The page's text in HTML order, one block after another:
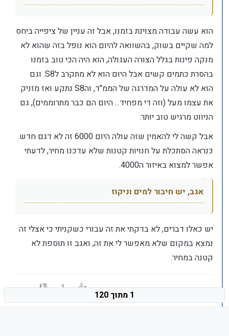
הוא עשה עבודה מצוינת בזמנו, אבל זה עניין של ציפייה ביחס
למה שקיים בשוק, בהשוואה להיום הוא נופל בזה שהוא לא
מנקה פינות בגלל הצורה העגולה, הוא היה הכי טוב בזמנו
בהסרת כתמים קשים אבל היום הוא לא מתקרב לS8. וגם
הוא לא עולה על המדרגה של הממ"ד, והS8 נתקע ואז מזניק
את עצמו מעל (וזה די מפחיד... היום הם כבר מתרוממים), גם
הניווט מרגיש טוב יותר.
אבל קשה לי להאמין שזה עולה היום 6000 זה לא דגם חדש.
כנראה הסתכלת על חנויות קטנות שלא עדכנו מחיר, לדעתי
אפשר למצוא באיזור ה4000.
אגב, יש חיבור למים וניקוז
יש כאלו דברים, לא בדקתי את זה עבורי כשקניתי כי אצלי זה
נמצא במקום שלא מאפשר לי את זה, ואגב זו תוספת לא
קטנה במחיר.
1
1 מתוך 120